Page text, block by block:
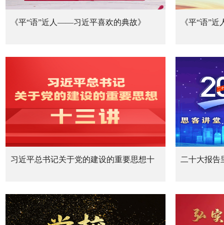
《平“语”近人——习近平喜欢的典故》
《平“语”
习近平总书记关于党的建设的重要思想十
二十大报告